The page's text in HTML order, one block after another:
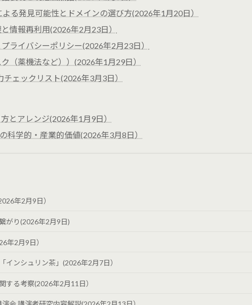
よる発見可能性とドメインの選び方(2026年1月20日）
情報再利用(2026年2月23日）
ライバシーポリシー(2026年2月23日）
（薬機法など））(2026年1月29日）
チェックリスト(2026年3月3日）
とアレンジ(2026年1月9日）
科学的・産業的価値(2026年3月8日）
年2月9日）
がり(2026年2月9日)
年2月9日）
インシュリン茶」(2026年2月7日）
する考察(2026年2月11日）